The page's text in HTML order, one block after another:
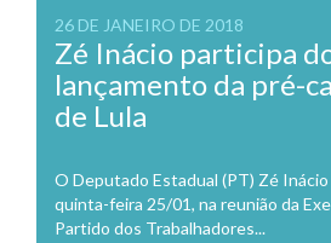
26 DE JANEIRO DE 2018
Zé Inácio participa
lançamento da pré-
de Lula
O Deputado Estadual (PT) Zé
quinta-feira 25/01, na reunião da
Partido dos Trabalhadores...